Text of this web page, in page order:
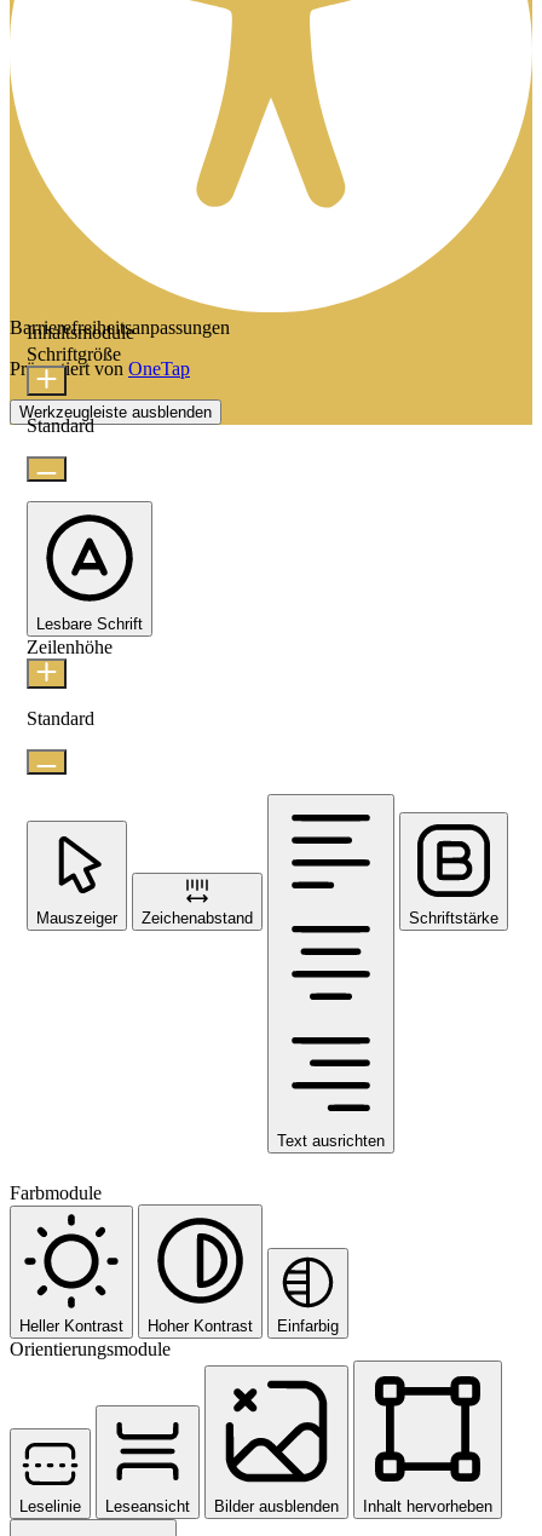
Barrierefreiheitsanpassungen
Präsentiert von OneTap
Werkzeugleiste ausblenden
Inhaltsmodule
Schriftgröße
Standard
Lesbare Schrift
Zeilenhöhe
Standard
Mauszeiger Zeichenabstand
Text ausrichten
Schriftstärke
Farbmodule
Heller Kontrast Hoher Kontrast Einfarbig
Orientierungsmodule
Leselinie Leseansicht Bilder ausblenden Inhalt hervorheben